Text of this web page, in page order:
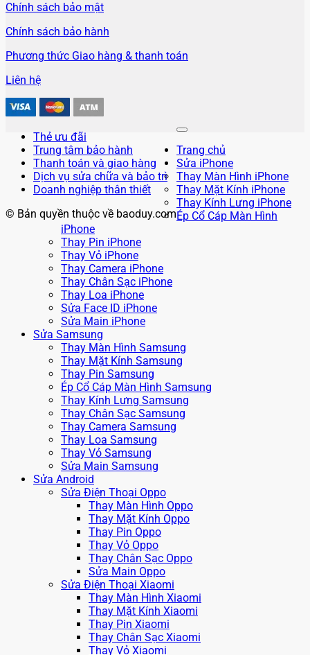
Chính sách bảo mật
Chính sách bảo hành
Phương thức Giao hàng & thanh toán
Liên hệ
Thẻ ưu đãi
Trung tâm bảo hành
Thanh toán và giao hàng
Dịch vụ sửa chữa và bảo trì
Doanh nghiệp thân thiết
© Bản quyền thuộc về baoduy.com
Trang chủ
Sửa iPhone
Thay Màn Hình iPhone
Thay Mặt Kính iPhone
Thay Kính Lưng iPhone
Ép Cổ Cáp Màn Hình
iPhone
Thay Pin iPhone
Thay Vỏ iPhone
Thay Camera iPhone
Thay Chân Sạc iPhone
Thay Loa iPhone
Sửa Face ID iPhone
Sửa Main iPhone
Sửa Samsung
Thay Màn Hình Samsung
Thay Mặt Kính Samsung
Thay Pin Samsung
Ép Cổ Cáp Màn Hình Samsung
Thay Kính Lưng Samsung
Thay Chân Sạc Samsung
Thay Camera Samsung
Thay Loa Samsung
Thay Vỏ Samsung
Sửa Main Samsung
Sửa Android
Sửa Điện Thoại Oppo
Thay Màn Hình Oppo
Thay Mặt Kính Oppo
Thay Pin Oppo
Thay Vỏ Oppo
Thay Chân Sạc Oppo
Sửa Main Oppo
Sửa Điện Thoại Xiaomi
Thay Màn Hình Xiaomi
Thay Mặt Kính Xiaomi
Thay Pin Xiaomi
Thay Chân Sạc Xiaomi
Thay Vỏ Xiaomi